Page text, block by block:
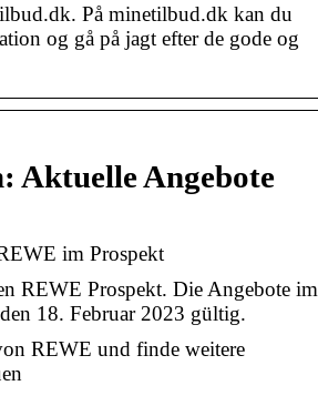
På minetilbud.dk kan du
og gå på jagt efter de gode og
Aktuelle Angebote
im Prospekt
REWE Prospekt. Die Angebote im
18. Februar 2023 gültig.
REWE und finde weitere